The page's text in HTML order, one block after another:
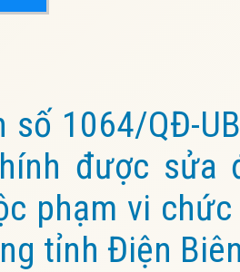
số 1064/QĐ-
được sửa
phạm vi
tỉnh Điện